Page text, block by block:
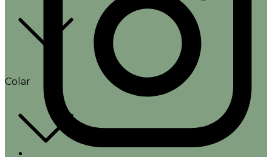
Colar